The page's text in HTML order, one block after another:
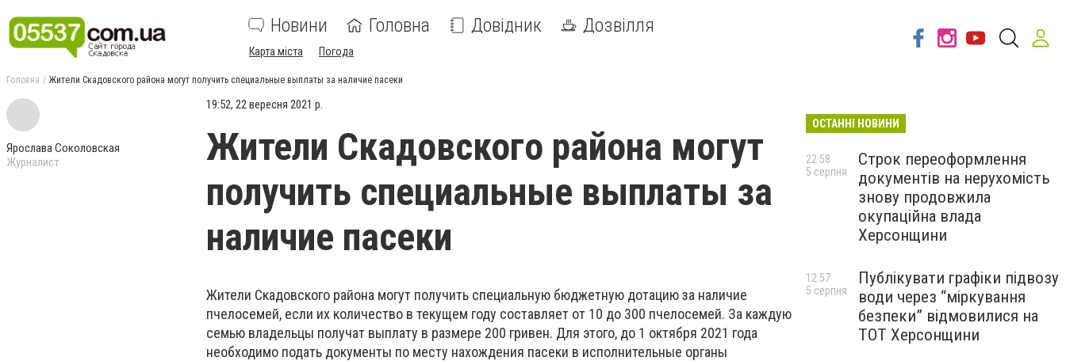
Новини Головна Довідник Дозвілля
Карта міста Погода
Головна Жители Скадовского района могут получить специальные выплаты за наличие пасеки
Ярослава Соколовская
Журналист
19:52, 22 вересня 2021 р.
Жители Скадовского района могут
получить специальные выплаты за
наличие пасеки
Жители Скадовского района могут получить специальную бюджетную дотацию за наличие
пчелосемей, если их количество в текущем году составляет от 10 до 300 пчелосемей. За каждую
семью владельцы получат выплату в размере 200 гривен. Для этого, до 1 октября 2021 года
необходимо подать документы по месту нахождения пасеки в исполнительные органы
ОСТАННІ НОВИНИ
Строк переоформлення
документів на нерухомість
знову продовжила
окупаційна влада
Херсонщини
22:58
5 серпня
Публікувати графіки підвозу
води через “міркування
безпеки” відмовилися на
ТОТ Херсонщини
12:57
5 серпня